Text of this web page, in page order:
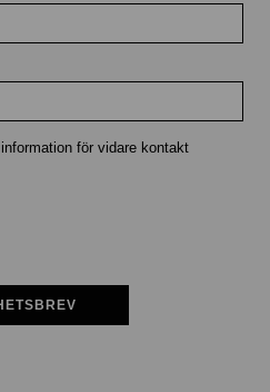
för vidare kontakt